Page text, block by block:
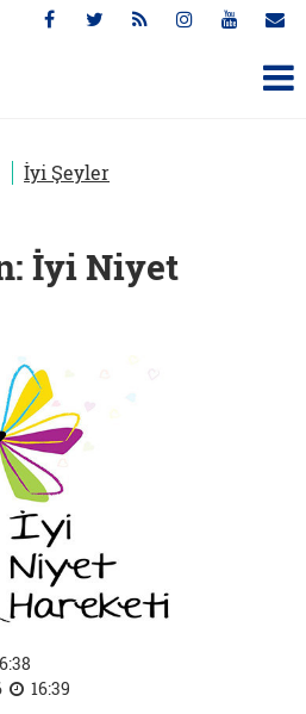
İyi Şeyler
İyi Niyet
16:39